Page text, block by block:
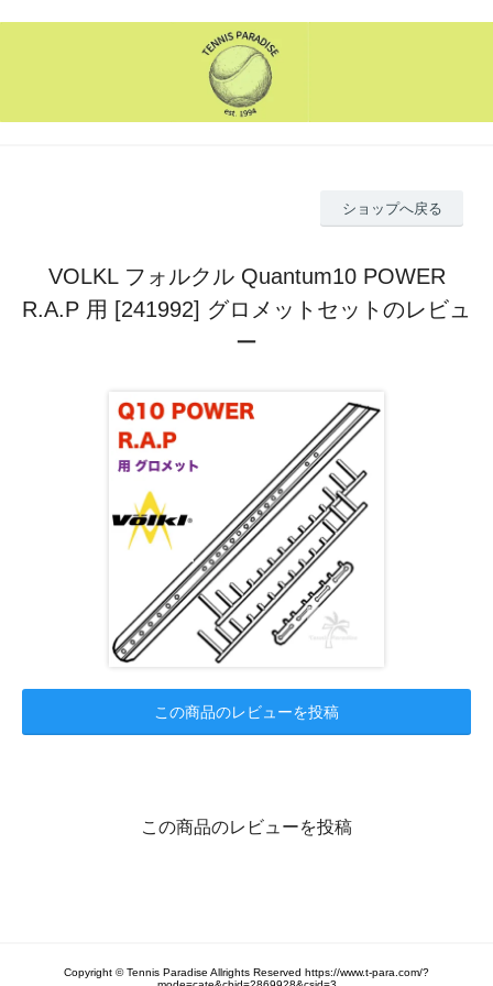
ショップへ戻る
VOLKL フォルクル Quantum10 POWER
R.A.P 用 [241992] グロメットセットのレビュ
ー
この商品のレビューを投稿
この商品のレビューを投稿
Copyright © Tennis Paradise Allrights Reserved https://www.t-para.com/?